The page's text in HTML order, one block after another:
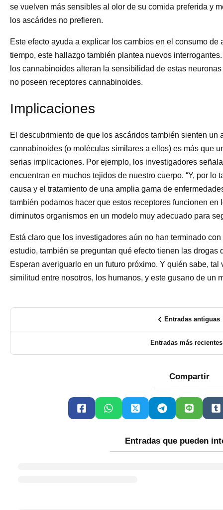
se vuelven más sensibles al olor de su comida preferida y
los ascárides no prefieren.
Este efecto ayuda a explicar los cambios en el consumo de
tiempo, este hallazgo también plantea nuevos
los cannabinoides alteran la sensibilidad de estas
no poseen receptores cannabinoides.
Implicaciones
El descubrimiento de que los ascáridos también sienten un
cannabinoides (o moléculas similares a ellos) es más que
serias implicaciones. Por ejemplo, los investigadores
encuentran en muchos tejidos de nuestro cuerpo. “Y, por lo
causa y el tratamiento de una amplia gama de
también podamos hacer que estos receptores funcionen en
diminutos organismos en un modelo muy adecuado para
Está claro que los investigadores aún no han terminado
estudio, también se preguntan qué efecto tienen las drogas
Esperan averiguarlo en un futuro próximo. Y quién sabe,
similitud entre nosotros, los humanos, y este gusano de un
Entradas antiguas
Entradas más recientes
Compartir
Entradas que pueden